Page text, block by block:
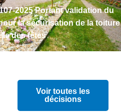
2025 Portant validation du
la sécurisation de la toiture
des fêtes
Voir toutes les
décisions